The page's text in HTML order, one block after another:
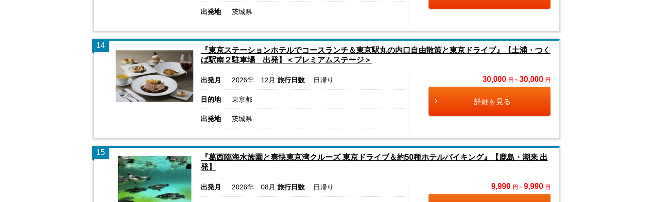
出発地 茨城県
14
『東京ステーションホテルでコースランチ＆東京駅丸の内口自由散策と東京ドライブ』【土浦・つく
ば駅南２駐車場 出発】＜プレミアムステージ＞
出発月 2026年 12月 旅行日数 日帰り
目的地 東京都
出発地 茨城県
30,000 円 ~ 30,000 円
詳細を見る
15
『葛西臨海水族園と爽快東京湾クルーズ 東京ドライブ＆約50種ホテルバイキング』【鹿島・潮来 出
発】
出発月 2026年 08月 旅行日数 日帰り 9,990 円 ~ 9,990 円